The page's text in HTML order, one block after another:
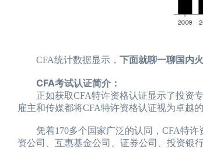
CFA统计数据显示， 下面就聊一聊国内
CFA考试认证简介：
正如获取CFA特许资格认证显示了投资专
雇主和传媒都将CFA特许资格认证视为卓越的
凭着170多个国家广泛的认同，CFA特许
资公司、互惠基金公司、证券公司、投资银